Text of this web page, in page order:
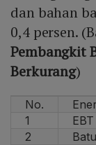
dan bahan
0,4 persen.
Pembangkit
Berkurang)
No.
1
2